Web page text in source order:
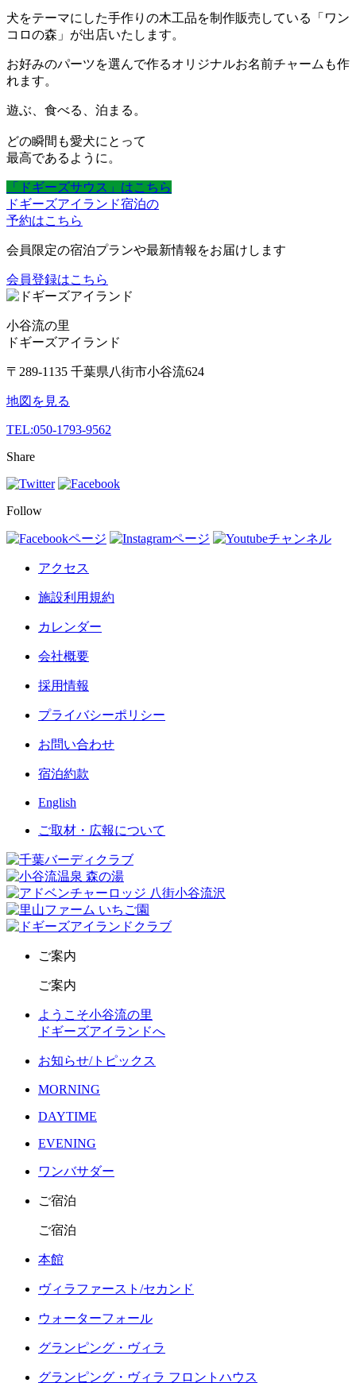
犬をテーマにした手作りの木工品を制作販売している「ワン
コロの森」が出店いたします。
お好みのパーツを選んで作るオリジナルお名前チャームも作
れます。
遊ぶ、食べる、泊まる。
どの瞬間も愛犬にとって
最高であるように。
「ドギーズサウス」はこちら
ドギーズアイランド宿泊の
予約はこちら
会員限定の宿泊プランや最新情報をお届けします
会員登録はこちら
小谷流の里
ドギーズアイランド
〒289-1135 千葉県八街市小谷流624
地図を見る
TEL:050-1793-9562
Share
Follow
アクセス
施設利用規約
カレンダー
会社概要
採用情報
プライバシーポリシー
お問い合わせ
宿泊約款
English
ご取材・広報について
ご案内
ご案内
ようこそ小谷流の里
ドギーズアイランドへ
お知らせ/トピックス
MORNING
DAYTIME
EVENING
ワンバサダー
ご宿泊
ご宿泊
本館
ヴィラファースト/セカンド
ウォーターフォール
グランピング・ヴィラ
グランピング・ヴィラ フロントハウス